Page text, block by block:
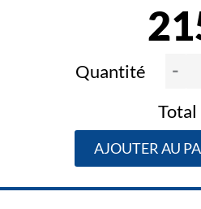
Quantité -
AJOUTER AU